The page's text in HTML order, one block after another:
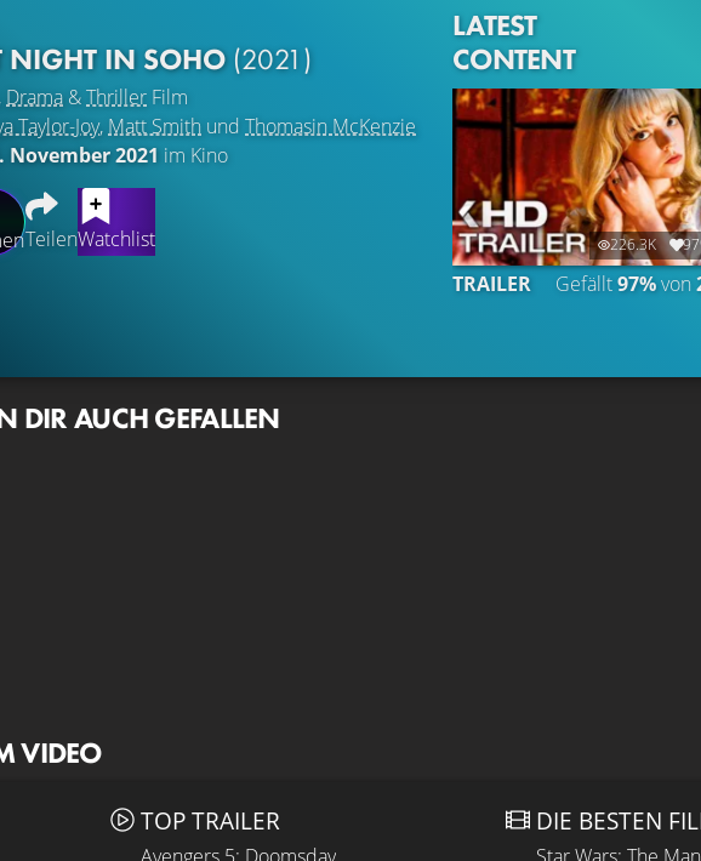
NIGHT IN SOHO(2021)
, Drama &Thriller Film
Taylor-Joy, Matt Smith und Thomasin McKenzie
November 2021 im Kino
TeilenWatchlist
LATEST
CONTENT
226.3K
TRAILER Gefällt97%von
DIR AUCH GEFALLEN
VIDEO
TOP TRAILER DIE BESTEN